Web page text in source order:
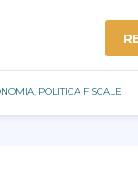
, POLITICA FISCALE